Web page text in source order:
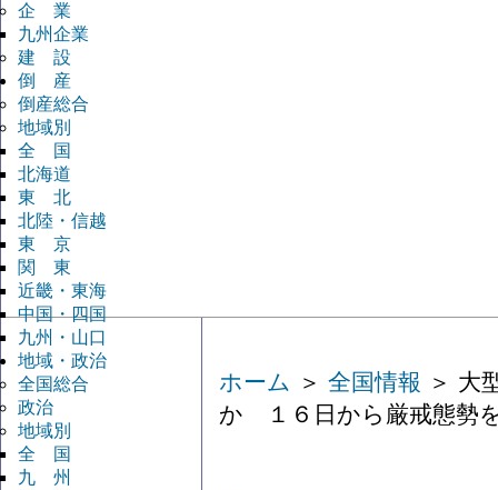
企 業
九州企業
建 設
倒 産
倒産総合
地域別
全 国
北海道
東 北
北陸・信越
東 京
関 東
近畿・東海
中国・四国
九州・山口
地域・政治
全国総合
政治
地域別
全 国
九 州
ホーム ＞ 全国情報 ＞ 大
か １６日から厳戒態勢